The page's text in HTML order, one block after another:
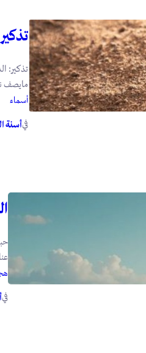
تذكير:
مايصف
أسماء
فيأسنة
في